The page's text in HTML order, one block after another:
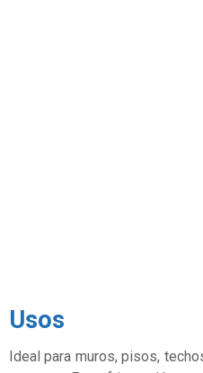
Usos
Ideal para muros, pisos,